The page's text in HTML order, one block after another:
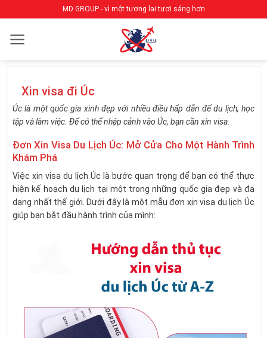
qua
nội
MD GROUP - vì một tương lai tươi sáng hơn
Xin visa đi Úc
Úc là một quốc gia xinh đẹp với nhiều điều hấp dẫn để du lịch, học
tập và làm việc. Để có thể nhập cảnh vào Úc, bạn cần xin visa.
Đơn Xin Visa Du Lịch Úc: Mở Cửa Cho Một Hành Trình
Khám Phá
Việc xin visa du lịch Úc là bước quan trọng để bạn có thể thực
hiện kế hoạch du lịch tại một trong những quốc gia đẹp và đa
dạng nhất thế giới. Dưới đây là một mẫu đơn xin visa du lịch Úc
giúp bạn bắt đầu hành trình của mình: